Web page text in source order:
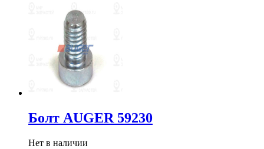
Болт AUGER 59230
Нет в наличии